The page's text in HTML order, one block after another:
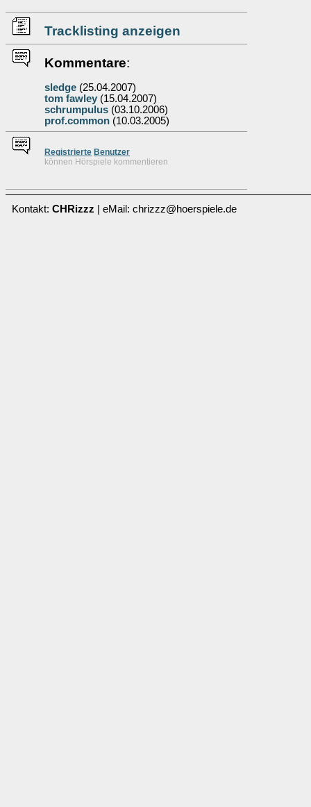
Tracklisting anzeigen
Kommentare:
sledge (25.04.2007)
tom fawley (15.04.2007)
schrumpulus (03.10.2006)
prof.common (10.03.2005)
Registrierte Benutzer
können Hörspiele kommentieren
Kontakt: CHRizzz | eMail: chrizzz@hoerspiele.de